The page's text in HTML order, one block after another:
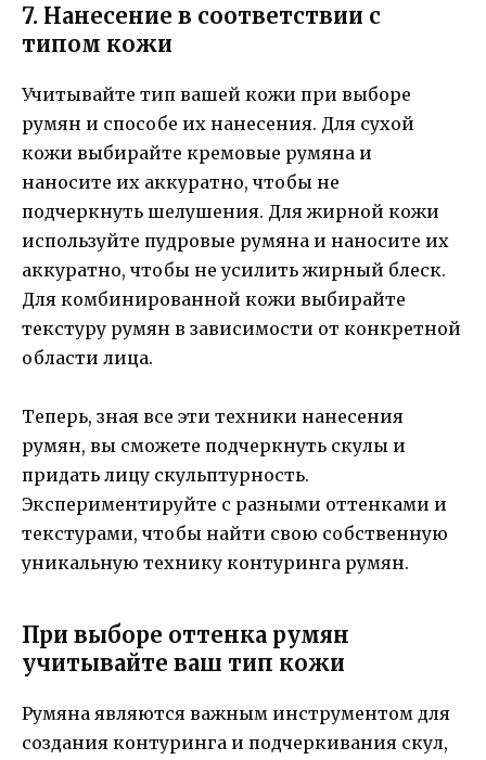
7. Нанесение в соответствии с
типом кожи
Учитывайте тип вашей кожи при выборе
румян и способе их нанесения. Для сухой
кожи выбирайте кремовые румяна и
наносите их аккуратно, чтобы не
подчеркнуть шелушения. Для жирной кожи
используйте пудровые румяна и наносите их
аккуратно, чтобы не усилить жирный блеск.
Для комбинированной кожи выбирайте
текстуру румян в зависимости от конкретной
области лица.
Теперь, зная все эти техники нанесения
румян, вы сможете подчеркнуть скулы и
придать лицу скульптурность.
Экспериментируйте с разными оттенками и
текстурами, чтобы найти свою собственную
уникальную технику контуринга румян.
При выборе оттенка румян
учитывайте ваш тип кожи
Румяна являются важным инструментом для
создания контуринга и подчеркивания скул,